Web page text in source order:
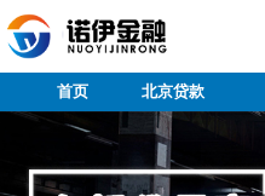
首页 北京贷款